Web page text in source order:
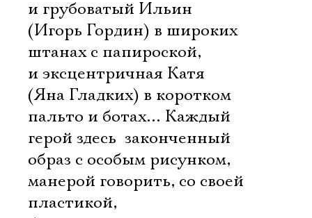
и грубоватый Ильин
(Игорь Гордин) в широких
штанах с папироской,
и эксцентричная Катя
(Яна Гладких) в коротком
пальто и ботах… Каждый
герой здесь  законченный
образ с особым рисунком,
манерой говорить, со своей
пластикой,